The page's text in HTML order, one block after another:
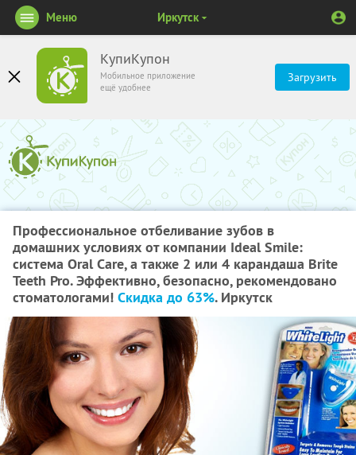
КупиКупон
Мобильное приложение
ещё удобнее
Загрузить
Меню Иркутск
Профессиональное отбеливание зубов в
домашних условиях от компании Ideal Smile:
система Oral Care, а также 2 или 4 карандаша Brite
Teeth Pro. Эффективно, безопасно, рекомендовано
стоматологами! Скидка до 63%. Иркутск